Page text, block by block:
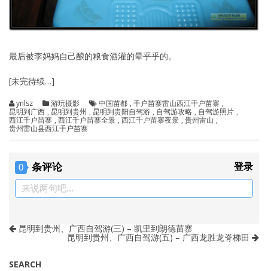
最后被李妈妈自己酿的粮食酒灌的晕乎乎的。
[未完待续…]
ynlsz 游玩摄影 中国苗都 , 千户苗寨雷山西江千户苗寨 ,
昆明到广西 , 昆明到贵州 , 昆明到贵阳自驾游 , 自驾游攻略 , 自驾游照片 ,
西江千户苗寨 , 西江千户苗寨全景 , 西江千户苗寨夜景 , 贵州雷山 ,
贵州雷山县西江千户苗寨
0 条评论 登录
来说两句吧...
昆明到贵州、广西自驾游(三) – 凯里到朗德苗寨
昆明到贵州、广西自驾游(五) – 广西龙胜龙脊梯田
SEARCH